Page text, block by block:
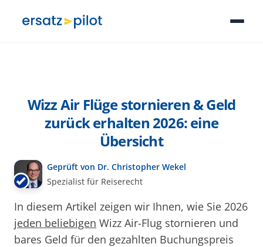
Wizz Air Flüge stornieren & Geld
zurück erhalten 2026: eine
Übersicht
Geprüft von Dr. Christopher Wekel
Spezialist für Reiserecht
In diesem Artikel zeigen wir Ihnen, wie Sie 2026
jeden beliebigen Wizz Air-Flug stornieren und
bares Geld für den gezahlten Buchungspreis